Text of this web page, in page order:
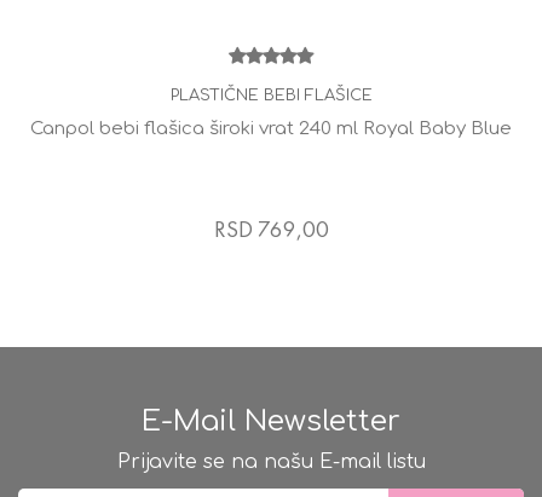
PLASTIČNE BEBI FLAŠICE
Canpol bebi flašica široki vrat 240 ml Royal Baby Blue
RSD 769,00
E-Mail Newsletter
Prijavite se na našu E-mail listu